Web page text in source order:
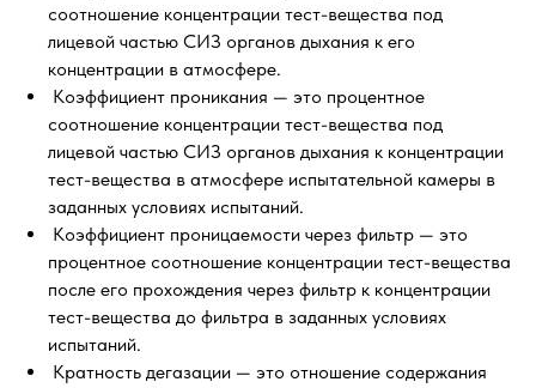
соотношение концентрации тест-вещества под
лицевой частью СИЗ органов дыхания к его
концентрации в атмосфере.
Коэффициент проникания — это процентное
соотношение концентрации тест-вещества под
лицевой частью СИЗ органов дыхания к концентрации
тест-вещества в атмосфере испытательной камеры в
заданных условиях испытаний.
Коэффициент проницаемости через фильтр — это
процентное соотношение концентрации тест-вещества
после его прохождения через фильтр к концентрации
тест-вещества до фильтра в заданных условиях
испытаний.
Кратность дегазации — это отношение содержания